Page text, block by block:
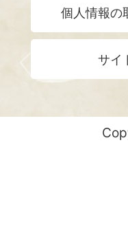
個人情報の
サイ